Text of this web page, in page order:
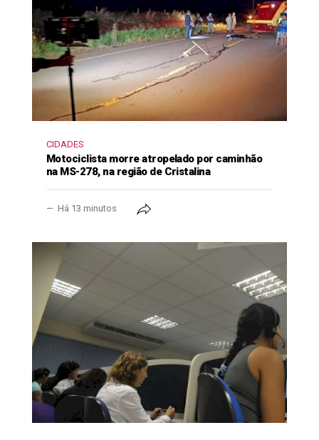
CIDADES
Motociclista morre atropelado por caminhão
na MS-278, na região de Cristalina
Há 13 minutos